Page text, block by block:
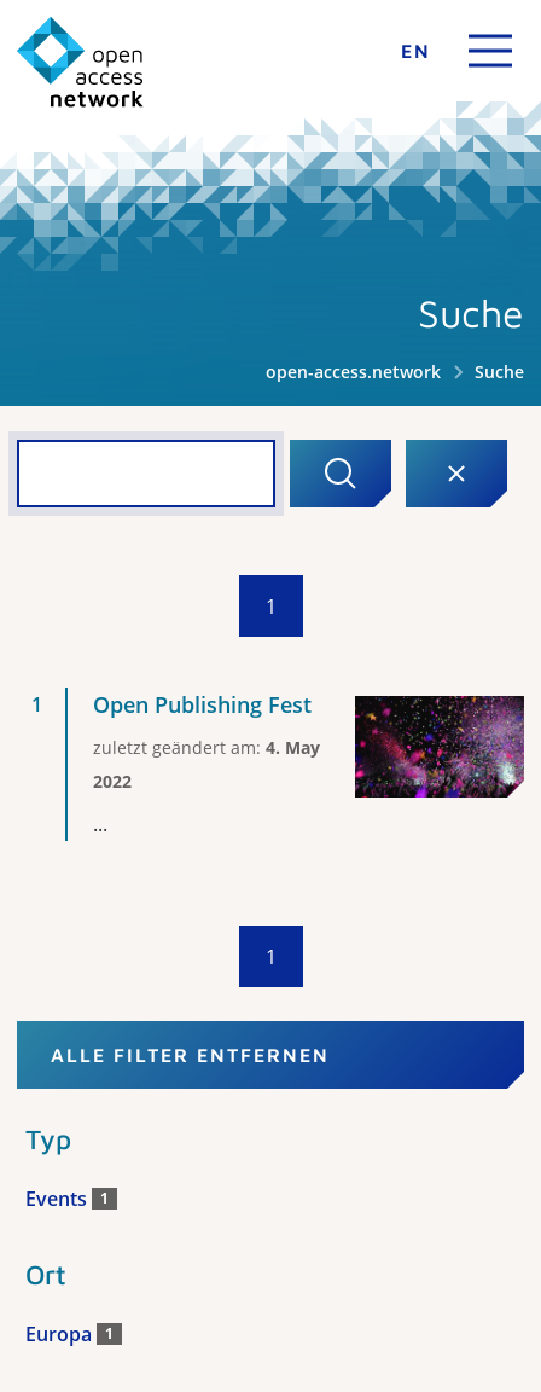
EN
Suche
open-access.network Suche
1
Open Publishing Fest
zuletzt geändert am: 4. May
2022
...
1
ALLE FILTER ENTFERNEN
Typ
Events 1
Ort
Europa 1